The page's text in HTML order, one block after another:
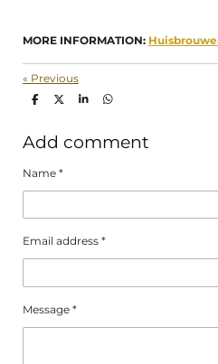
MORE INFORMATION:
« Previous
S
e
S
S
e
S
e
Add comment
Name *
Email address *
Message *